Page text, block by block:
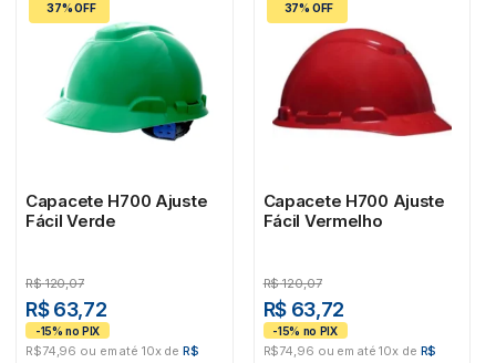
37% OFF
Capacete H700 Ajuste
Fácil Verde
R$ 120,07
R$ 63,72
R$74,96 ou em até 10x de R$
37% OFF
Capacete H700 Ajuste
Fácil Vermelho
R$ 120,07
R$ 63,72
R$74,96 ou em até 10x de R$